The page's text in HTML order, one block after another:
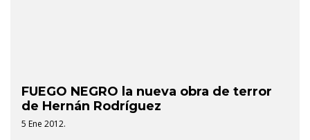
FUEGO NEGRO la nueva obra de terror
de Hernán Rodríguez
5 Ene 2012.